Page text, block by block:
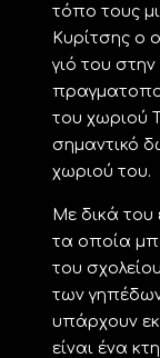
τόπο τους
Κυρίτσης ο
γιό του
του χωριού
σημαντικό
χωριού του.
Με δικά
τα οποία
του
των
υπάρχουν
είναι ένα